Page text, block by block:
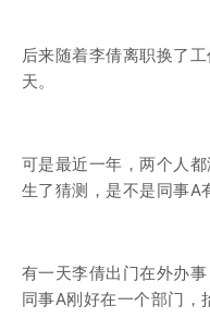
后来随着李倩离职换了
天。
可是最近一年，两个人
生了猜测，是不是同事A
有一天李倩出门在外办
同事A刚好在一个部门，